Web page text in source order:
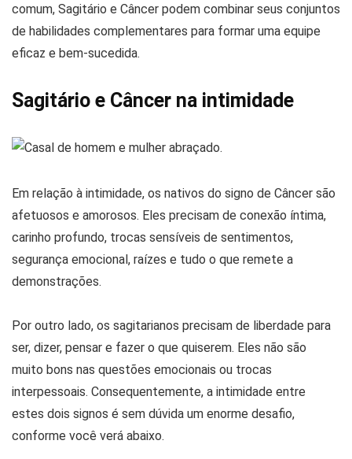
comum, Sagitário e Câncer podem combinar seus conjuntos
de habilidades complementares para formar uma equipe
eficaz e bem-sucedida.
Sagitário e Câncer na intimidade
Em relação à intimidade, os nativos do signo de Câncer são
afetuosos e amorosos. Eles precisam de conexão íntima,
carinho profundo, trocas sensíveis de sentimentos,
segurança emocional, raízes e tudo o que remete a
demonstrações.
Por outro lado, os sagitarianos precisam de liberdade para
ser, dizer, pensar e fazer o que quiserem. Eles não são
muito bons nas questões emocionais ou trocas
interpessoais. Consequentemente, a intimidade entre
estes dois signos é sem dúvida um enorme desafio,
conforme você verá abaixo.